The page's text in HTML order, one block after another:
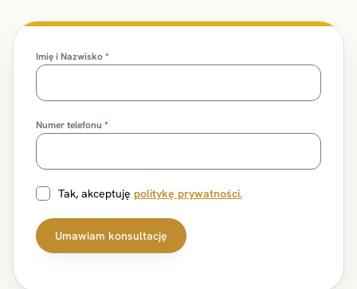
Imię i Nazwisko*
Numer telefonu *
Tak, akceptuję politykę prywatności.
Umawiam konsultację